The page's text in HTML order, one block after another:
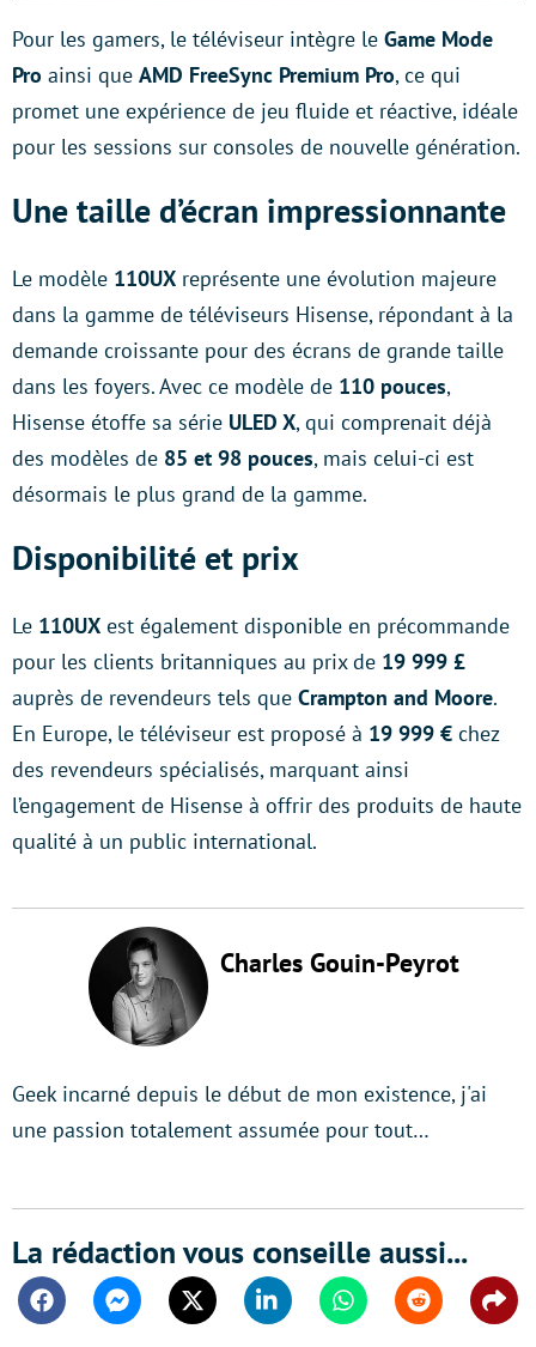
Pour les gamers, le téléviseur intègre le Game Mode
Pro ainsi que AMD FreeSync Premium Pro, ce qui
promet une expérience de jeu fluide et réactive, idéale
pour les sessions sur consoles de nouvelle génération.
Une taille d’écran impressionnante
Le modèle 110UX représente une évolution majeure
dans la gamme de téléviseurs Hisense, répondant à la
demande croissante pour des écrans de grande taille
dans les foyers. Avec ce modèle de 110 pouces,
Hisense étoffe sa série ULED X, qui comprenait déjà
des modèles de 85 et 98 pouces, mais celui-ci est
désormais le plus grand de la gamme.
Disponibilité et prix
Le 110UX est également disponible en précommande
pour les clients britanniques au prix de 19 999 £
auprès de revendeurs tels que Crampton and Moore.
En Europe, le téléviseur est proposé à 19 999 € chez
des revendeurs spécialisés, marquant ainsi
l’engagement de Hisense à offrir des produits de haute
qualité à un public international.
Charles Gouin-Peyrot
Geek incarné depuis le début de mon existence, j'ai
une passion totalement assumée pour tout…
La rédaction vous conseille aussi...
FacebookMessengerTwitter Linkedin WhatsappReddit